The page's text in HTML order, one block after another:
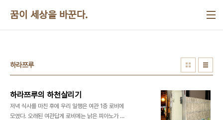
꿈이 세상을 바꾼다.
하라쯔루
하라쯔루의 하천살리기
저녁 식사를 마친 후에 우리 일행은 여관 1층 로비에
모였다. 오래된 여관답게 로비에는 낡은 피아노가 있